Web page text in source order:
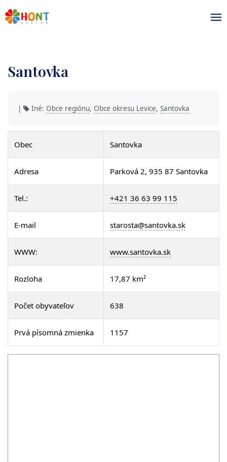
Santovka
| Iné: Obce regiónu, Obce okresu Levice, Santovka
Obec Santovka
Adresa Parková 2, 935 87 Santovka
Tel.: +421 36 63 99 115
E-mail starosta@santovka.sk
WWW: www.santovka.sk
Rozloha 17,87 km²
Počet obyvateľov 638
Prvá písomná zmienka 1157